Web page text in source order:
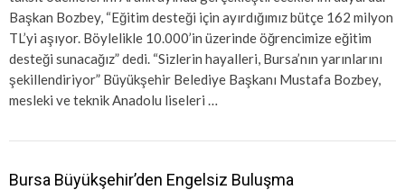
Başkan Bozbey, “Eğitim desteği için ayırdığımız bütçe 162 milyon
TL’yi aşıyor. Böylelikle 10.000’in üzerinde öğrencimize eğitim
desteği sunacağız” dedi. “Sizlerin hayalleri, Bursa’nın yarınlarını
şekillendiriyor” Büyükşehir Belediye Başkanı Mustafa Bozbey,
mesleki ve teknik Anadolu liseleri …
Bursa Büyükşehir’den Engelsiz Buluşma